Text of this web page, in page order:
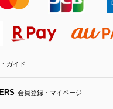
ジャケット
ット
ケット・コート
ンダナ
トラップ
ク・リュック
・メッセンジャーバッ
グ
ーズ
ズ
カ・カラー
ラス
ンジ＆フレグランス
ガイド
会員登録・マイページ